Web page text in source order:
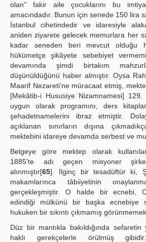
olan” fakir aile çocuklarını bu
amacındadır. Bunun için senede 150 lira
İstanbul cihetindedir ve idaresiyle
aniden ziyarete gelecek memurlara her
kadar seneden beri mevcut olduğu
hükümetçe şikâyete sebebiyet
devamında şimdi birtakım
düşünüldüğünü haber almıştır. Oysa
Maarif Nezareti’ne müracaat etmiş,
[Mekâtib-i Hususiye Nizamnamesi]
uygun olarak programını, ders
şehadetnamelerini ibraz etmiştir.
açıklanan sınırların dışına
mektebini idareye devamda serbest ve
Belgeye göre mektep olarak
1885’te adı geçen misyoner
alınmıştır[65]. İlginç bir tesadüftür ki,
makamlarınca tâbiiyetinin
gerçekleşmiştir. O halde bir ecnebi,
edindiği mülkünü bir başka ecnebiye
hukuken bir sıkıntı çıkmamış
Düz bir mantıkla bakıldığında sefaretin
haklı gerekçelerle örülmüş